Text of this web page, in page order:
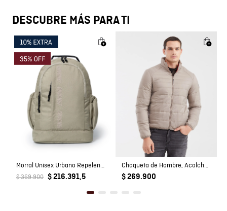
DESCUBRE MÁS PARA TI
Morral Unisex Urbano Repelente al Agua en Poliéster
$ 369.900 $ 216.391,5
Chaqueta de Hombre, Acolchada - TOGS
$ 269.900